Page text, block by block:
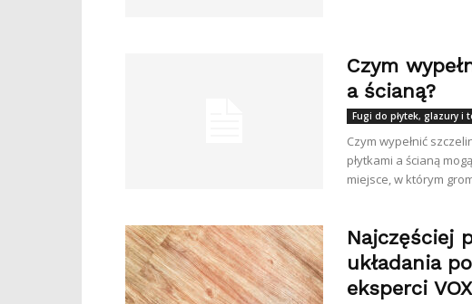
Czym
a ścianą?
Fugi do płytek, glazury i
Czym wypełnić
płytkami a ścianą
miejsce, w którym
Najczęściej
układania
eksperci